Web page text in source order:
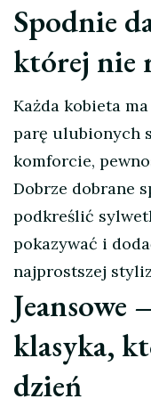
Spodnie
której nie
Każda kobieta
parę ulubionych
komforcie,
Dobrze dobrane
podkreślić
pokazywać i
najprostszej
Jeansowe
klasyka,
dzień